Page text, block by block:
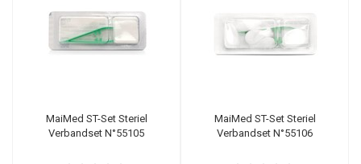
MaiMed ST-Set Steriel
Verbandset N°55105
MaiMed ST-Set Steriel
Verbandset N°55106